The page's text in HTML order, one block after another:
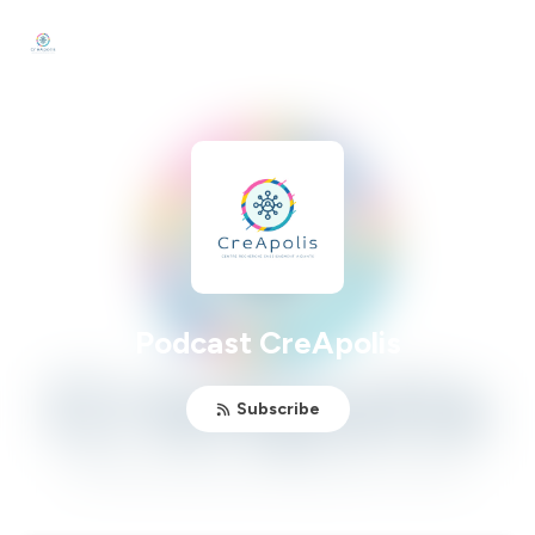
Podcast CreApolis
Subscribe